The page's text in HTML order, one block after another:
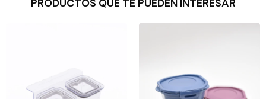
PRODUCTOS QUE TE PUEDEN INTERESAR